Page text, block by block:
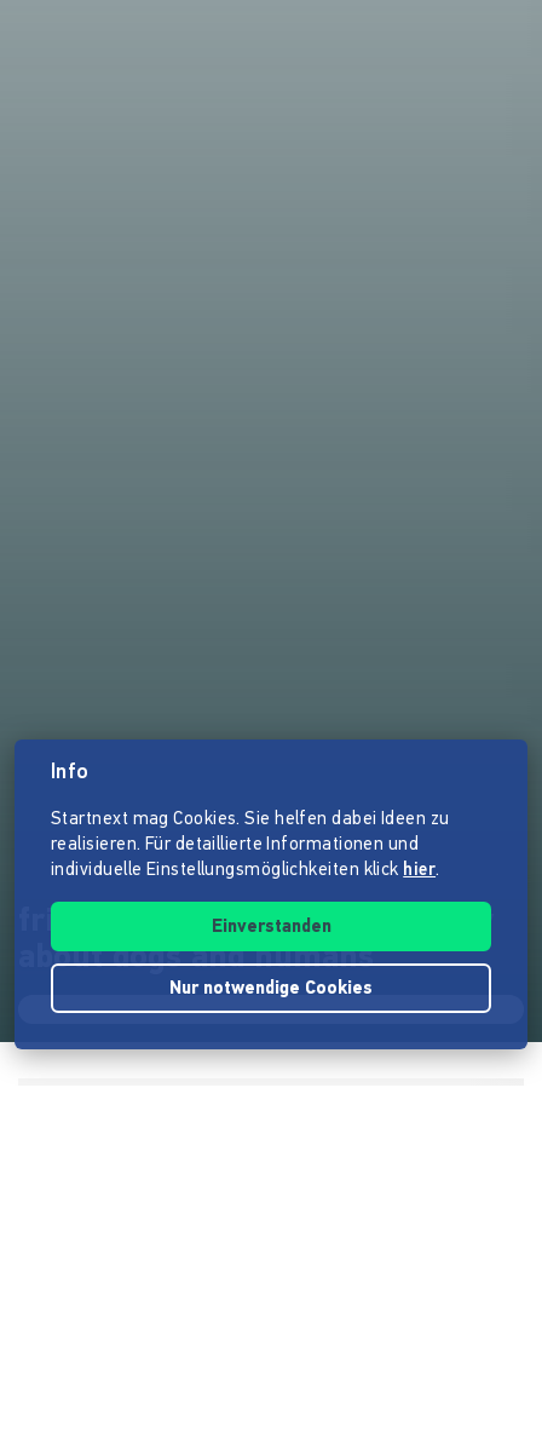
friend or enemy - documentary
about dogs and humans
Info
Startnext mag Cookies. Sie helfen dabei Ideen zu
realisieren. Für detaillierte Informationen und
individuelle Einstellungsmöglichkeiten klick hier.
Einverstanden
Nur notwendige Cookies